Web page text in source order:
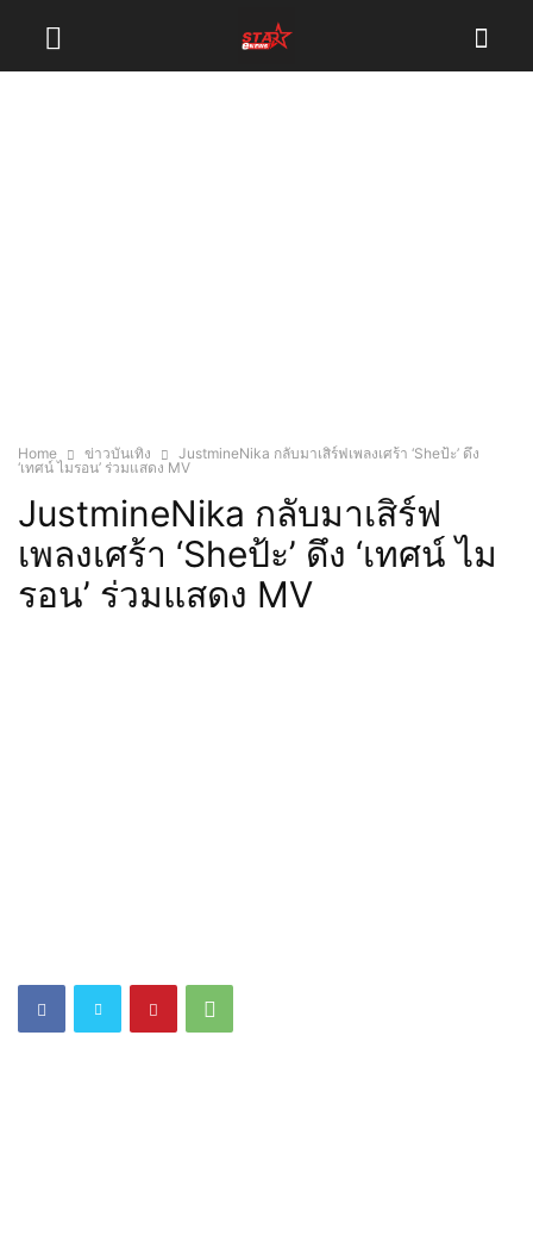
Home ข่าวบันเทิง
JustmineNika กลับมาเสิร์ฟเพลงเศร้า ‘Sheป้ะ’ ดึง
‘เทศน์ ไมรอน’ ร่วมแสดง MV
JustmineNika กลับมาเสิร์ฟ
เพลงเศร้า ‘Sheป้ะ’ ดึง ‘เทศน์ ไม
รอน’ ร่วมแสดง MV